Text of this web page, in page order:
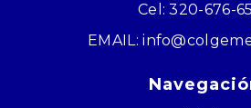
Cel: 320-676-
EMAIL: